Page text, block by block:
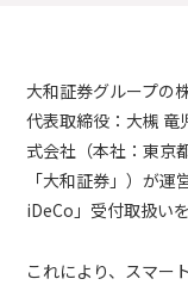
大和証券グループの
代表取締役：大槻 竜
式会社（本社：東京
「大和証券」）が
iDeCo」受付取扱い
これにより、スマー